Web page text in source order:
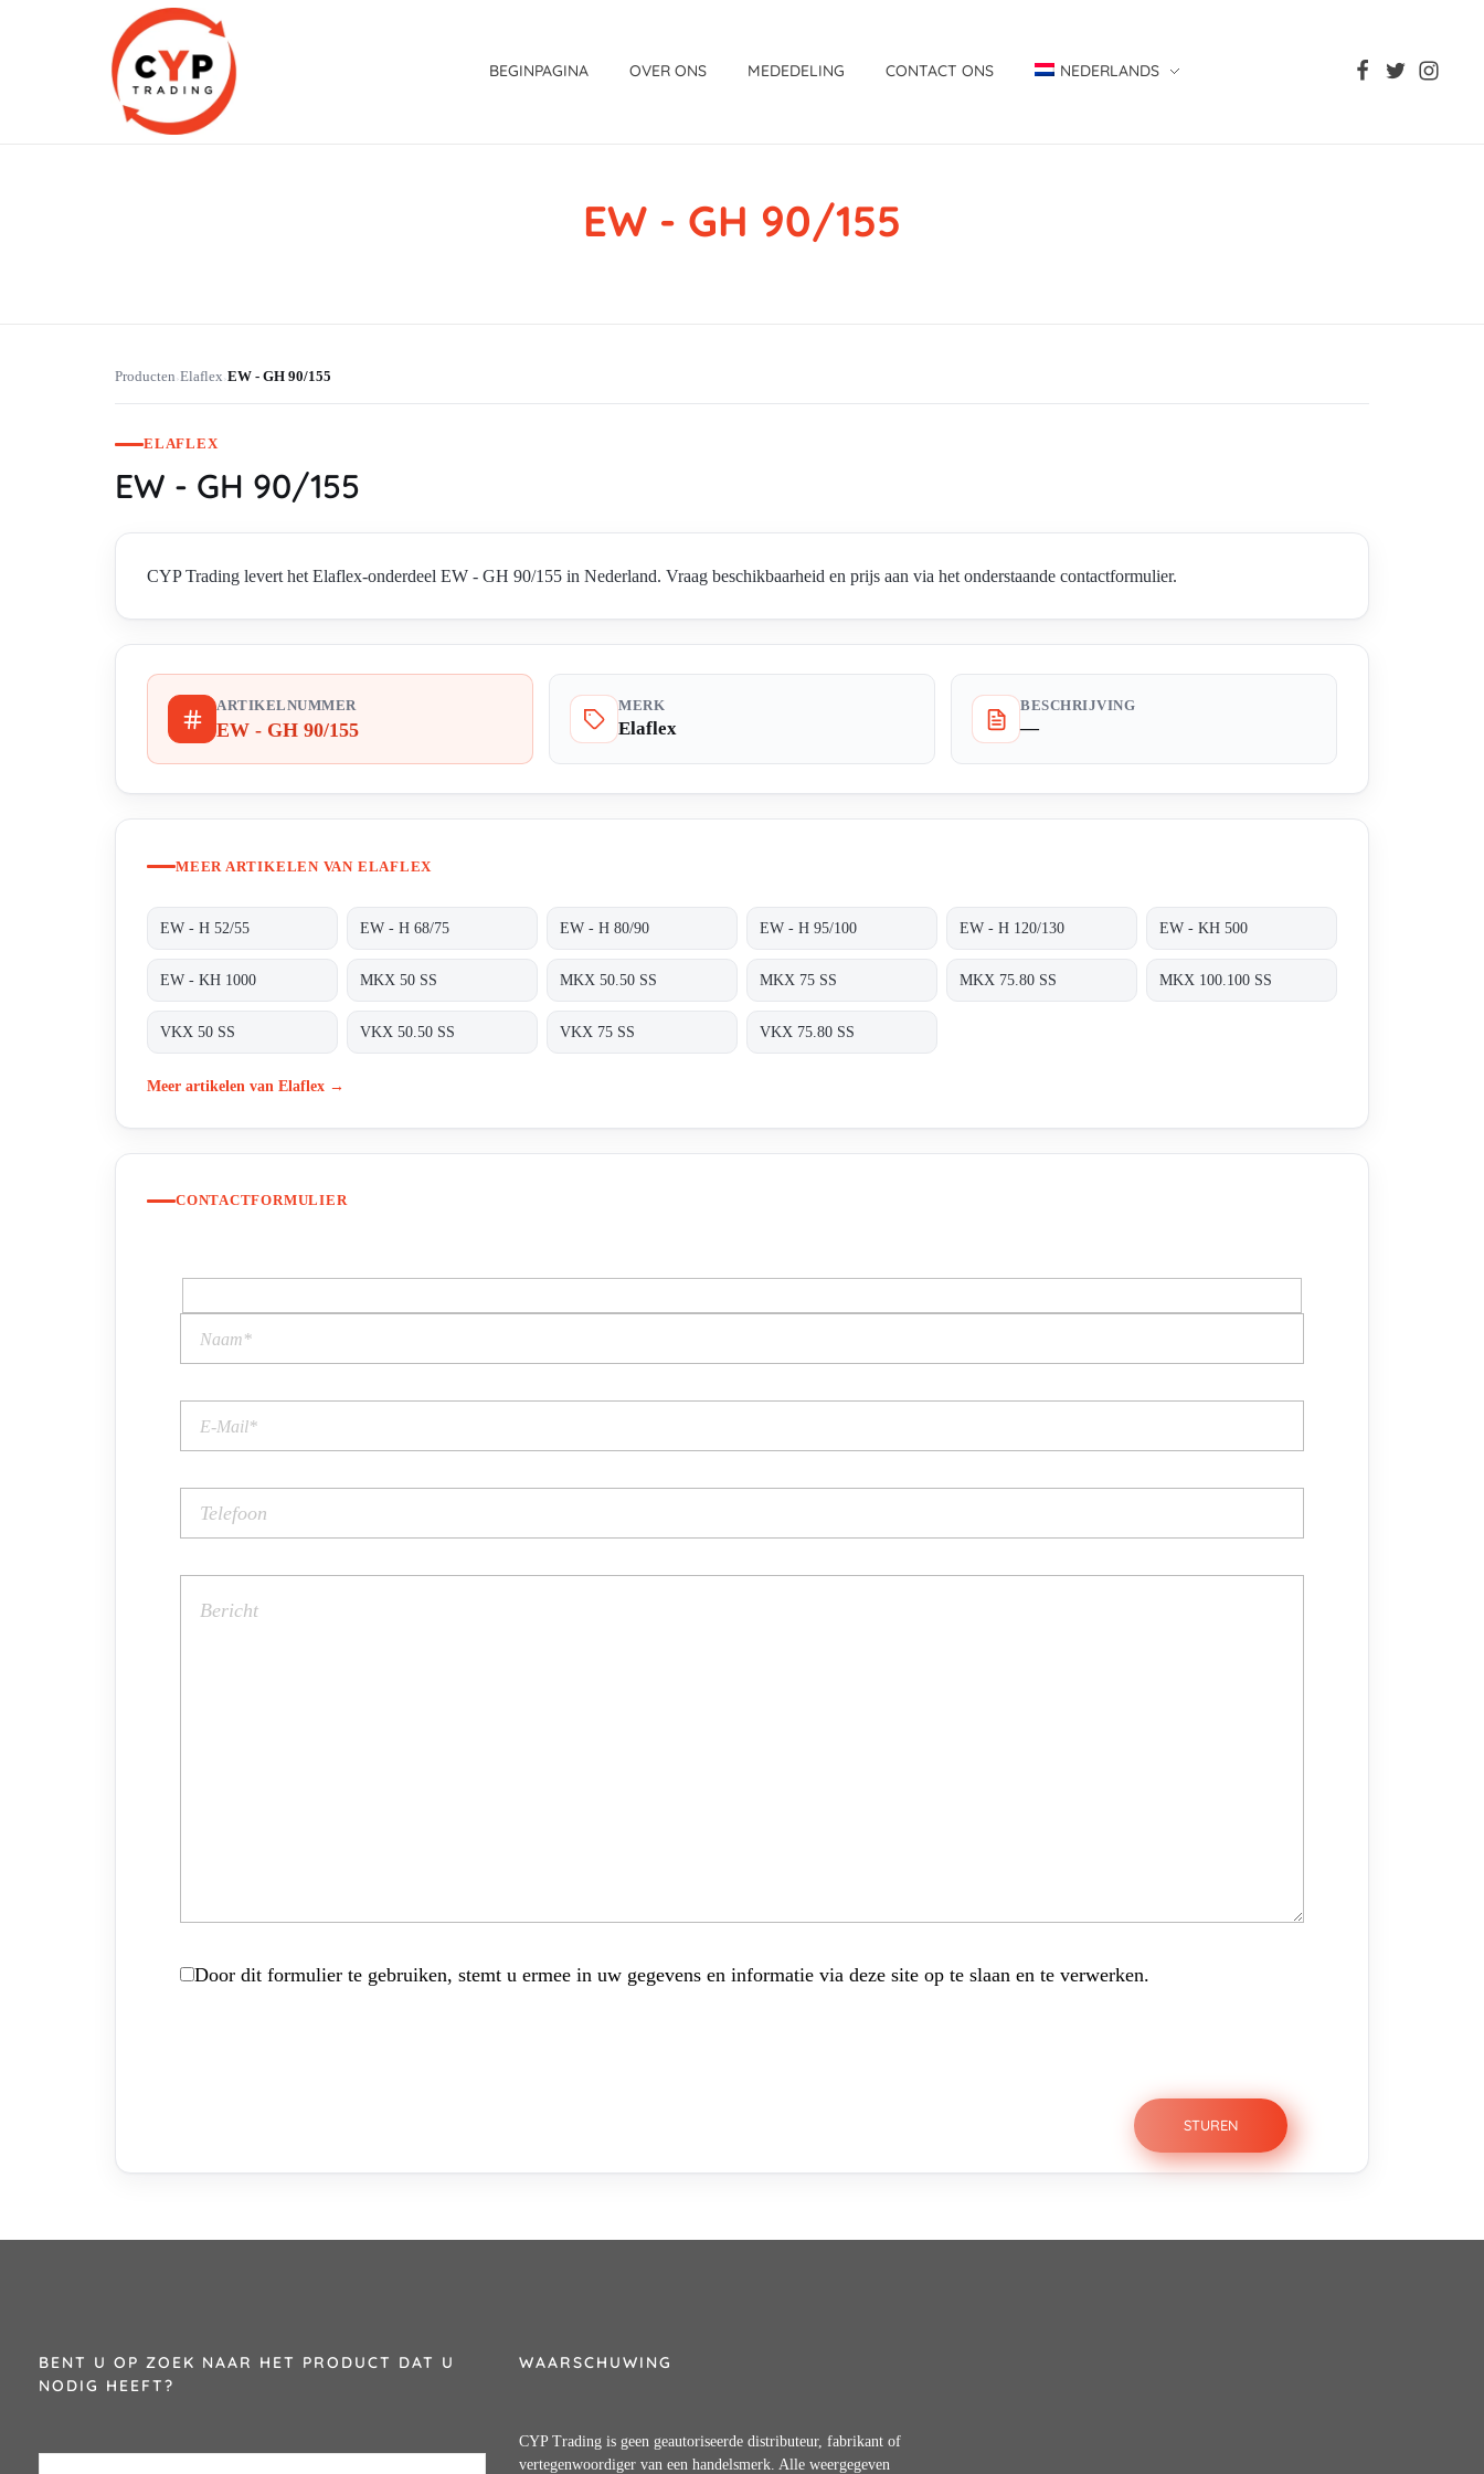
BEGINPAGINA OVER ONS MEDEDELING CONTACT ONS NEDERLANDS
EW - GH 90/155
Producten›Elaflex›EW - GH 90/155
ELAFLEX
EW - GH 90/155
CYP Trading levert het Elaflex-onderdeel EW - GH 90/155 in Nederland. Vraag beschikbaarheid en prijs aan via het onderstaande contactformulier.
ARTIKELNUMMER
EW - GH 90/155
MERK
Elaflex
BESCHRIJVING
—
MEER ARTIKELEN VAN ELAFLEX
EW - H 52/55 EW - H 68/75 EW - H 80/90 EW - H 95/100 EW - H 120/130 EW - KH 500
EW - KH 1000 MKX 50 SS MKX 50.50 SS MKX 75 SS MKX 75.80 SS MKX 100.100 SS
VKX 50 SS VKX 50.50 SS VKX 75 SS VKX 75.80 SS
Meer artikelen van Elaflex →
CONTACTFORMULIER
Door dit formulier te gebruiken, stemt u ermee in uw gegevens en informatie via deze site op te slaan en te verwerken.
BENT U OP ZOEK NAAR HET PRODUCT DAT U
NODIG HEEFT?
WAARSCHUWING
CYP Trading is geen geautoriseerde distributeur, fabrikant of
vertegenwoordiger van een handelsmerk. Alle weergegeven